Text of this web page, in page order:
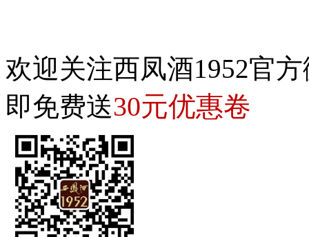
欢迎关注西凤酒1952官
即免费送30元优惠卷